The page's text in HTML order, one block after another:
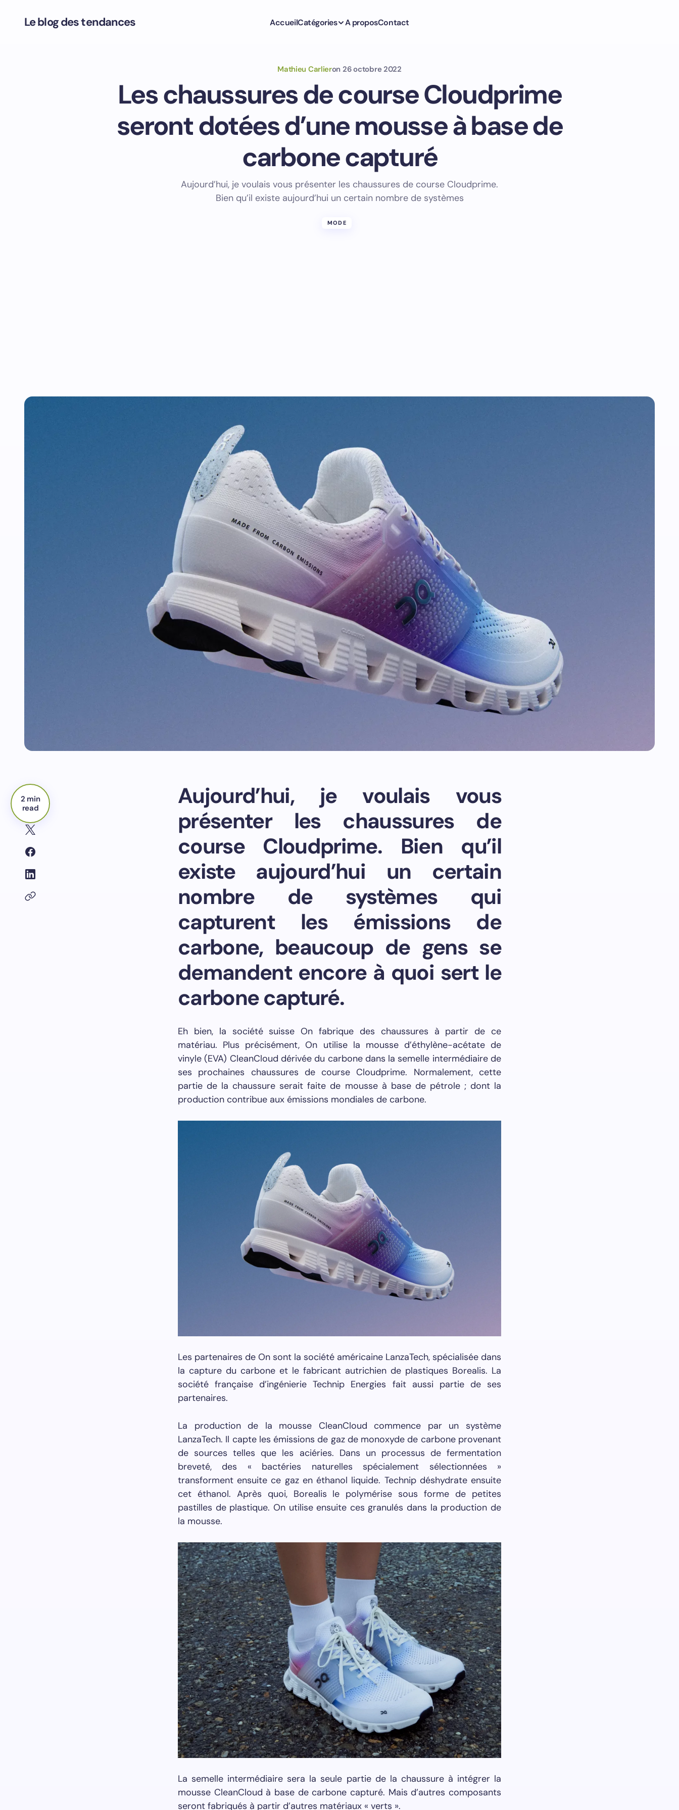
Le blog des tendances AccueilCatégories A proposContact
Mathieu Carlieron 26 octobre 2022
Les chaussures de course Cloudprime
seront dotées d’une mousse à base de
carbone capturé
Aujourd’hui, je voulais vous présenter les chaussures de course Cloudprime.
Bien qu’il existe aujourd’hui un certain nombre de systèmes
MODE
2 min
read
Aujourd’hui, je voulais vous
présenter les chaussures de
course Cloudprime. Bien qu’il
existe aujourd’hui un certain
nombre de systèmes qui
capturent les émissions de
carbone, beaucoup de gens se
demandent encore à quoi sert le
carbone capturé.
Eh bien, la société suisse On fabrique des chaussures à partir de ce
matériau. Plus précisément, On utilise la mousse d’éthylène-acétate de
vinyle (EVA) CleanCloud dérivée du carbone dans la semelle intermédiaire de
ses prochaines chaussures de course Cloudprime. Normalement, cette
partie de la chaussure serait faite de mousse à base de pétrole ; dont la
production contribue aux émissions mondiales de carbone.
Les partenaires de On sont la société américaine LanzaTech, spécialisée dans
la capture du carbone et le fabricant autrichien de plastiques Borealis. La
société française d’ingénierie Technip Energies fait aussi partie de ses
partenaires.
La production de la mousse CleanCloud commence par un système
LanzaTech. Il capte les émissions de gaz de monoxyde de carbone provenant
de sources telles que les aciéries. Dans un processus de fermentation
breveté, des « bactéries naturelles spécialement sélectionnées »
transforment ensuite ce gaz en éthanol liquide. Technip déshydrate ensuite
cet éthanol. Après quoi, Borealis le polymérise sous forme de petites
pastilles de plastique. On utilise ensuite ces granulés dans la production de
la mousse.
La semelle intermédiaire sera la seule partie de la chaussure à intégrer la
mousse CleanCloud à base de carbone capturé. Mais d’autres composants
seront fabriqués à partir d’autres matériaux « verts ».